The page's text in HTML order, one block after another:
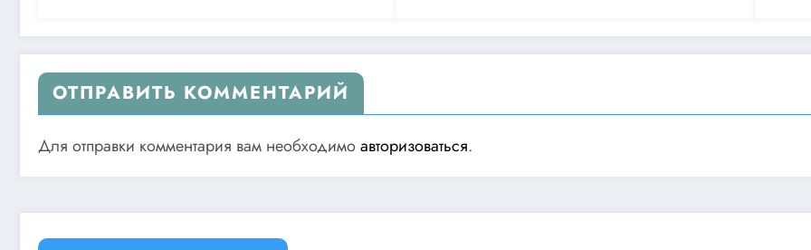
ОТПРАВИТЬ КОММЕНТАРИЙ
Для отправки комментария вам необходимоавторизоваться.